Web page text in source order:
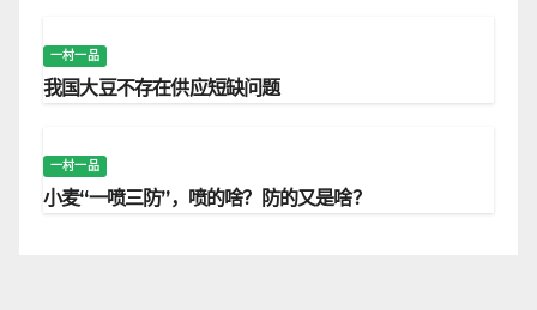
一村一品
我国大豆不存在供应短缺问题
一村一品
小麦“一喷三防”，喷的啥？防的又是啥？